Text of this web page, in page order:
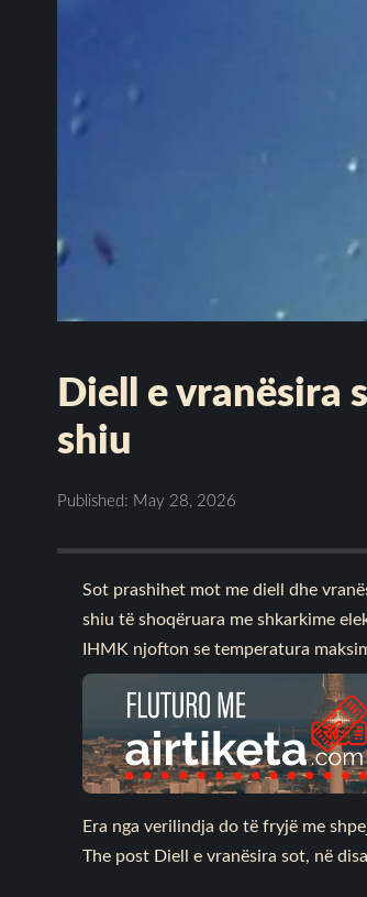
Diell e vranësira
shiu
Published: May 28, 2026
Sot prashihet mot me diell dhe
shiu të shoqëruara me shkarkime
IHMK njofton se temperatura
Era nga verilindja do të fryjë me
The post Diell e vranësira sot, në